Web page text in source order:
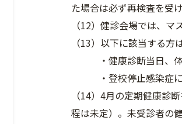
た場合は必ず再検査を受
（12）健診会場では、マ
（13）以下に該当する方
・健康診断当日、体
・登校停止感染症に
（14）4月の定期健康診
程は未定）。未受診者の